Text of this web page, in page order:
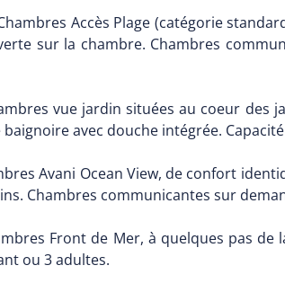
Accès Plage (catégorie
sur la chambre. Chambres
vue jardin situées au coeur des
avec douche intégrée.
Avani Ocean View, de confort
Chambres communicantes sur
Front de Mer, à quelques pas
ou 3 adultes.